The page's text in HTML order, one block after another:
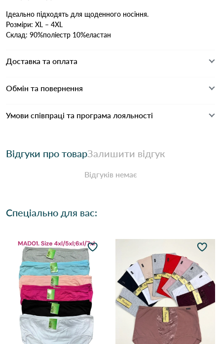
Ідеально підходять для щоденного носіння.
Розміри: XL – 4XL
Склад: 90%поліестр 10%еластан
Доставка та оплата
Обмін та повернення
Умови співпраці та програма лояльності
Відгуки про товарЗалишити відгук
Відгуків немає
Спеціально для вас: